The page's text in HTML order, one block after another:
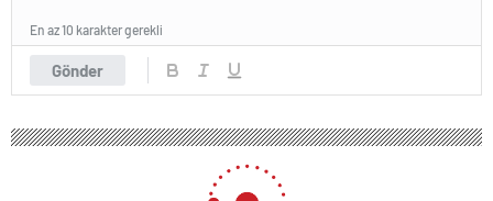
Gönder
En az 10 karakter gerekli